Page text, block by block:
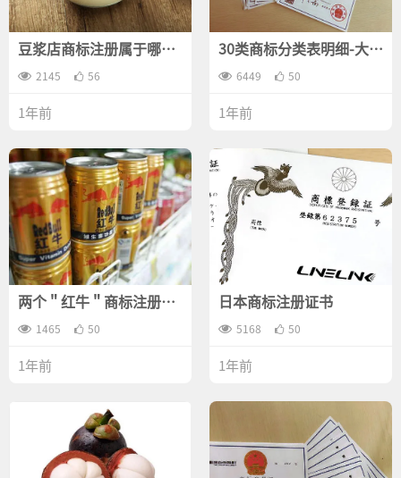
豆浆店商标注册属于哪一
类？
2145 56
1年前
30类商标分类表明细-大家
都选什么商品内容？
6449 50
1年前
两个＂红牛＂商标注册的
对决
1465 50
1年前
日本商标注册证书
5168 50
1年前